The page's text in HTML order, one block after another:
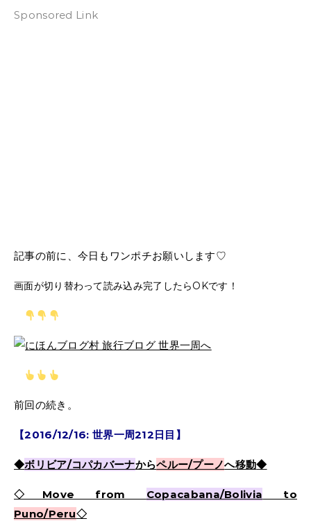
Sponsored Link
記事の前に、今日もワンポチお願いします♡
画面が切り替わって読み込み完了したらOKです！
前回の続き。
【2016/12/16: 世界一周212日目】
◆ボリビア/コパカバーナからペルー/プーノへ移動◆
◇Move from Copacabana/Bolivia to
Puno/Peru◇